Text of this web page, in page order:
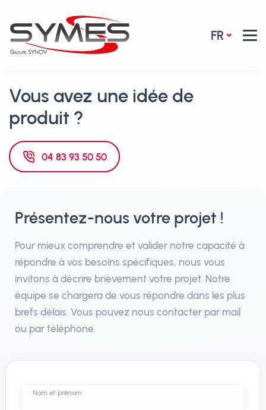
FR
Vous avez une idée de
produit ?
04 83 93 50 50
Présentez-nous votre projet !
Pour mieux comprendre et valider notre capacité à
répondre à vos besoins spécifiques, nous vous
invitons à décrire brièvement votre projet. Notre
équipe se chargera de vous répondre dans les plus
brefs délais. Vous pouvez nous contacter par mail
ou par téléphone.
Nom et prénom